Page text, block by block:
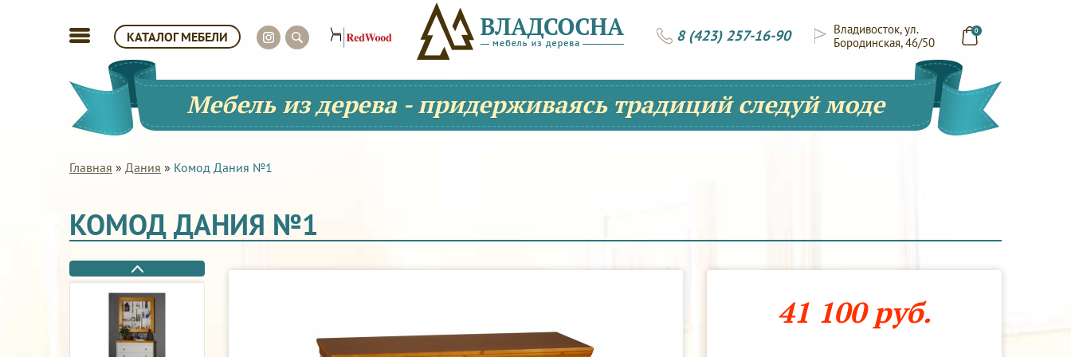
КАТАЛОГ МЕБЕЛИ 0
Владивосток, ул.
Бородинская, 46/50
8 (423) 257-16-90
Мебель из дерева - придерживаясь традиций следуй моде
Главная » Дания » Комод Дания №1
КОМОД ДАНИЯ №1
41 100 руб.